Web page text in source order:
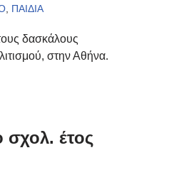
ΠΑΙΔΙΑ
δασκάλους
στην Αθήνα.
σχολ. έτος